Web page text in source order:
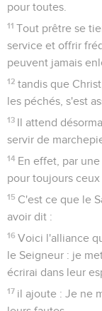
pour toutes.
11 Tout prêtre se
service et offrir
peuvent jamais
12 tandis que
les péchés, s'est
13 Il attend
servir de
14 En effet, par
pour toujours ceux
15 C'est ce que le
avoir dit :
16 Voici l'alliance
le Seigneur : je
écrirai dans leur
17 il ajoute : Je ne